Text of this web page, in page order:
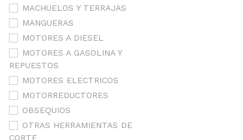
MACHUELOS Y TERRAJAS
MANGUERAS
MOTORES A DIESEL
MOTORES A GASOLINA Y
REPUESTOS
MOTORES ELECTRICOS
MOTORREDUCTORES
OBSEQUIOS
OTRAS HERRAMIENTAS DE
CORTE